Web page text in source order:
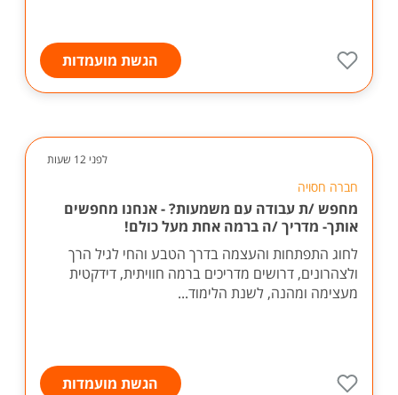
הגשת מועמדות
לפני 12 שעות
חברה חסויה
מחפש /ת עבודה עם משמעות? - אנחנו מחפשים
אותך- מדריך /ה ברמה אחת מעל כולם!
לחוג התפתחות והעצמה בדרך הטבע והחי לגיל הרך
ולצהרונים, דרושים מדריכים ברמה חוויתית, דידקטית
מעצימה ומהנה, לשנת הלימוד...
הגשת מועמדות